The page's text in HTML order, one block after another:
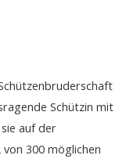
Schützin mit
auf der
300 möglichen